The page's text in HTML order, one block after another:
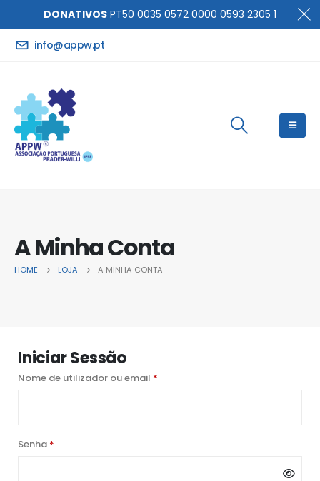
DONATIVOS PT50 0035 0572 0000 0593 2305 1
info@appw.pt
A Minha Conta
HOME LOJA A MINHA CONTA
Iniciar Sessão
Nome de utilizador ou email *
Senha *